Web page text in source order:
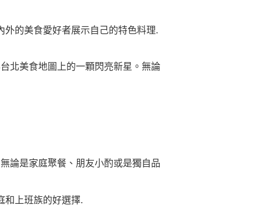
外的美食愛好者展示自己的特色料理.
北美食地圖上的一顆閃亮新星。無論
論是家庭聚餐、朋友小酌或是獨自品
和上班族的好選擇.